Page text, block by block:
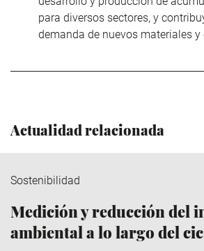
para diversos sectores, y
demanda de nuevos materiales y
Actualidad relacionada
Sostenibilidad
Medición y reducción del
ambiental a lo largo del